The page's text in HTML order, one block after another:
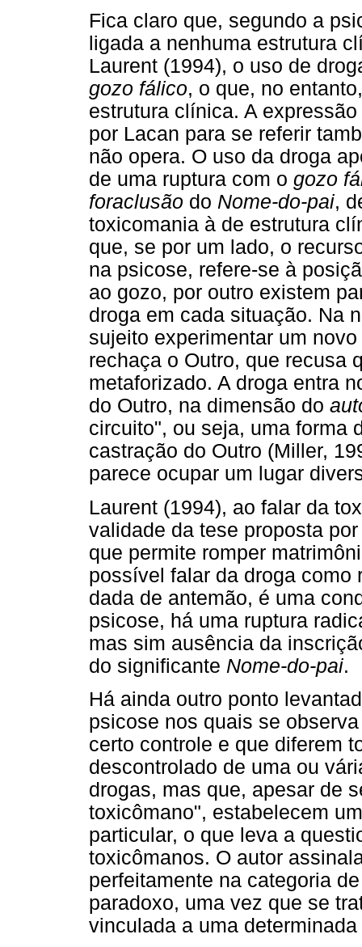
Fica claro que, segundo a
ligada a nenhuma estrutura
Laurent (1994), o uso de
gozo fálico, o que, no
estrutura clínica. A expressão
por Lacan para se referir
não opera. O uso da droga
de uma ruptura com o gozo
foraclusão do Nome-do-pai,
toxicomania à de estrutura
que, se por um lado, o
na psicose, refere-se à
ao gozo, por outro existem
droga em cada situação. Na
sujeito experimentar um
rechaça o Outro, que recusa
metaforizado. A droga entra
do Outro, na dimensão do
circuito", ou seja, uma forma
castração do Outro (Miller,
parece ocupar um lugar
Laurent (1994), ao falar da
validade da tese proposta
que permite romper
possível falar da droga como
dada de antemão, é uma
psicose, há uma ruptura
mas sim ausência da
do significante Nome-do-pai.
Há ainda outro ponto
psicose nos quais se
certo controle e que diferem
descontrolado de uma ou
drogas, mas que, apesar de
toxicômano", estabelecem
particular, o que leva a
toxicômanos. O autor
perfeitamente na categoria
paradoxo, uma vez que se
vinculada a uma